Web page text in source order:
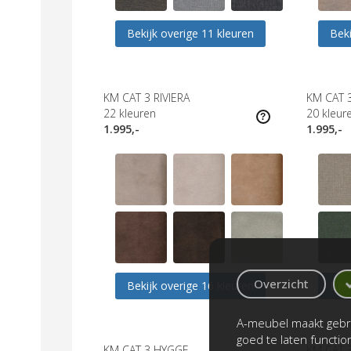
Bekijk overige 11 kleuren
KM CAT 3 RIVIERA
22 kleuren
1.995,-
Bekijk overige 16 kleuren
KM CAT
20
1.995,-
Overzicht
A-meubel maakt
goed te laten